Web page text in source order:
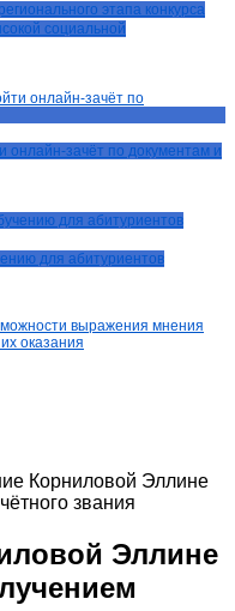
этапа конкурса
социальной
зачёт по документам и
для абитуриентов
выражения мнения
оказания
Корниловой Эллине
звания
Эллине